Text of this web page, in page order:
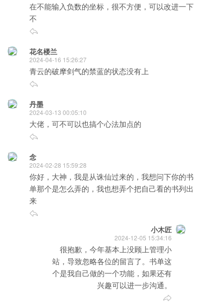
在不能输入负数的坐标，很不方便，可以改进一下
不
花名楼兰
2024-04-16 15:26:27
青云的破摩剑气的禁蓝的状态没有上
丹墨
2024-03-13 00:05:10
大佬，可不可以也搞个心法加点的
念
2024-02-28 15:59:28
你好，大神，我是从诛仙过来的，我想问下你的书
单那个是怎么弄的，我也想弄个把自己看的书列出
来
小木匠
2024-12-05 15:34:16
很抱歉，今年基本上没顾上管理小
站，导致忽略各位的留言了。书单这
个是我自己做的一个功能，如果还有
兴趣可以进一步沟通。